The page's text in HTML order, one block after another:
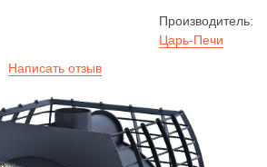
Производитель:
Царь-Печи
Написать отзыв